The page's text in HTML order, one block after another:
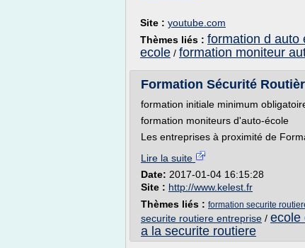
Site : youtube.com
Thèmes liés : formation d auto
ecole / formation moniteur
Formation Sécurité
formation initiale minimum
formation moniteurs d'auto-école
Les entreprises à proximité de
Lire la suite
Date: 2017-01-04 16:15:28
Site : http://www.kelest.fr
Thèmes liés : formation securite
securite routiere entreprise / ecole
a la securite routiere